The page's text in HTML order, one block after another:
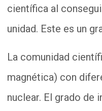
científica al
unidad. Este es un
La comunidad
magnética) con
nuclear. El grado de